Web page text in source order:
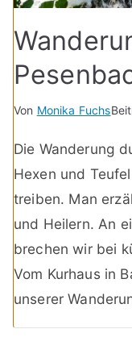
Von Monika Fuchs
Die Wanderung
Hexen und
treiben. Man
und Heilern. An
brechen wir bei
Vom Kurhaus in
unserer